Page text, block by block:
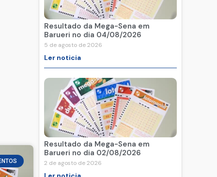
Resultado da Mega-Sena em
Barueri no dia 04/08/2026
5 de agosto de 2026
Ler noticia
Resultado da Mega-Sena em
Barueri no dia 02/08/2026
2 de agosto de 2026